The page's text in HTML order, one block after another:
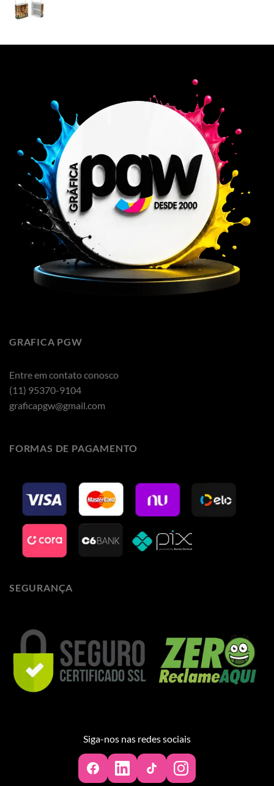
GRAFICA PGW
Entre em contato conosco
(11) 95370-9104
graficapgw@gmail.com
FORMAS DE PAGAMENTO
SEGURANÇA
Siga-nos nas redes sociais